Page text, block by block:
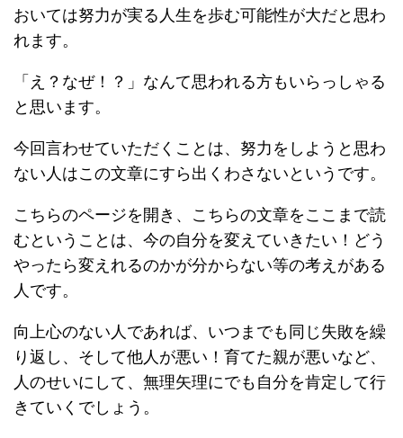
おいては努力が実る人生を歩む可能性が大だと思わ
れます。
「え？なぜ！？」なんて思われる方もいらっしゃる
と思います。
今回言わせていただくことは、努力をしようと思わ
ない人はこの文章にすら出くわさないというです。
こちらのページを開き、こちらの文章をここまで読
むということは、今の自分を変えていきたい！どう
やったら変えれるのかが分からない等の考えがある
人です。
向上心のない人であれば、いつまでも同じ失敗を繰
り返し、そして他人が悪い！育てた親が悪いなど、
人のせいにして、無理矢理にでも自分を肯定して行
きていくでしょう。